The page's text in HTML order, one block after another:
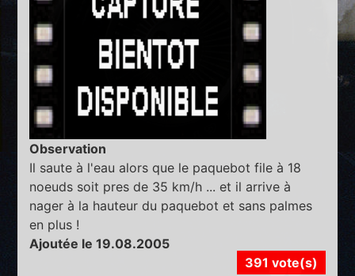
Observation
Il saute à l'eau alors que le paquebot file à 18
noeuds soit pres de 35 km/h ... et il arrive à
nager à la hauteur du paquebot et sans palmes
en plus !
Ajoutée le 19.08.2005
391 vote(s)